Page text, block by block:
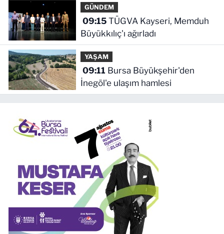
GÜNDEM
09:15TÜGVA Kayseri, Memduh
Büyükkılıç'ı ağırladı
YAŞAM
09:11
İnegöl'e ulaşım hamlesi